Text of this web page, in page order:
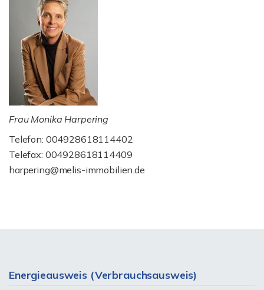
Frau Monika Harpering
Telefon: 004928618114402
Telefax: 004928618114409
harpering@melis-immobilien.de
Energieausweis (Verbrauchsausweis)